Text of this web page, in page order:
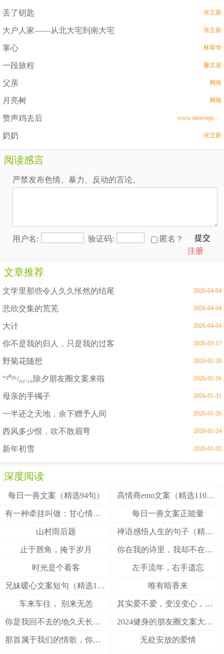
丢了钥匙 张立新
大户人家——从北大宅到南大宅 张立新
掌心 林翠华
一段旅程 馨文居
父亲 网络
月亮树 网络
赞声鸡去后 www.xinwenju.com
奶奶 张立新
阅读感言
严禁发布色情、暴力、反动的言论。
用户名: 验证码: 匿名？
提交
注册
文章推荐
文学里那些令人久久怅然的结尾 2026-04-04
悲欣交集的荒芜 2026-04-04
大计 2026-04-04
你不是我的归人，只是我的过客 2026-03-17
野菊花随想 2026-02-18
“²⁰²⁶/₀₂.₁₆除夕朋友圈文案来啦 2026-02-16
母亲的手镯子 2026-01-31
一半还之天地，余下赠予人间 2026-01-26
西风多少恨，吹不散眉弯 2026-01-24
新年初雪 2026-01-02
深度阅读
每日一善文案（精选94句） 高情商emo文案（精选110句）
有一种牵挂叫做：甘心情愿！ 每日一善文案正能量
山村雨后题 禅语感悟人生的句子（精选27句）
止于唇角，掩于岁月 你在我的诗里，我却不在你的梦里
时光是个看客 左手流年，右手遗忘
兄妹暖心文案短句（精选100句） 唯有暗香来
车来车往， 别来无恙 其实爱不爱，变没变心，身体最诚实
你是我回不去的地久天长，我是你触不到的地老天荒 2024健身的朋友圈文案大全(精选49句)
那首属于我们的情歌，你把结局唱给了谁 无处安放的爱情